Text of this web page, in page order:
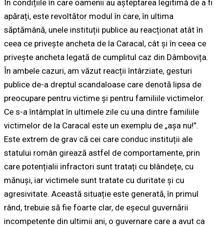
În condițiile în care oamenii au așteptarea legitimă de a fi
apărați, este revoltător modul în care, în ultima
săptămână, unele instituții publice au reacționat atât în
ceea ce privește ancheta de la Caracal, cât și în ceea ce
privește ancheta legată de cumplitul caz din Dâmbovița.
În ambele cazuri, am văzut reacții întârziate, gesturi
publice de-a dreptul scandaloase care denotă lipsa de
preocupare pentru victime și pentru familiile victimelor.
Ce s-a întâmplat în ultimele zile cu una dintre familiile
victimelor de la Caracal este un exemplu de „așa nu!”.
Este extrem de grav că cei care conduc instituții ale
statului român girează astfel de comportamente, prin
care potențialii infractori sunt tratați cu blândețe, cu
mănuși, iar victimele sunt tratate cu duritate și cu
agresivitate. Această situație este generată, în primul
rând, trebuie să fie foarte clar, de eșecul guvernării
incompetente din ultimii ani, o guvernare care a avut ca